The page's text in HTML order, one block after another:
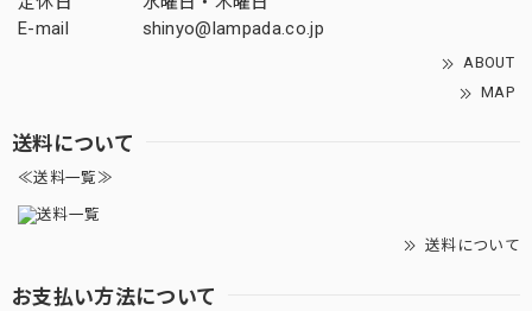
E-mail
shinyo@lampada.co.jp
ABOUT
MAP
送料について
≪送料一覧≫
送料について
お支払い方法について